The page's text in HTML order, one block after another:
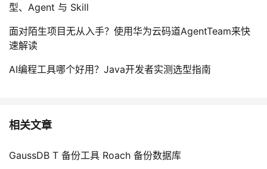
型、Agent 与 Skill
面对陌生项目无从入手？使用华为云码道AgentTeam来快
速解读
AI编程工具哪个好用？Java开发者实测选型指南
相关文章
GaussDB T 备份工具 Roach 备份数据库